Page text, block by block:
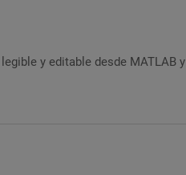
y editable desde MATLAB y